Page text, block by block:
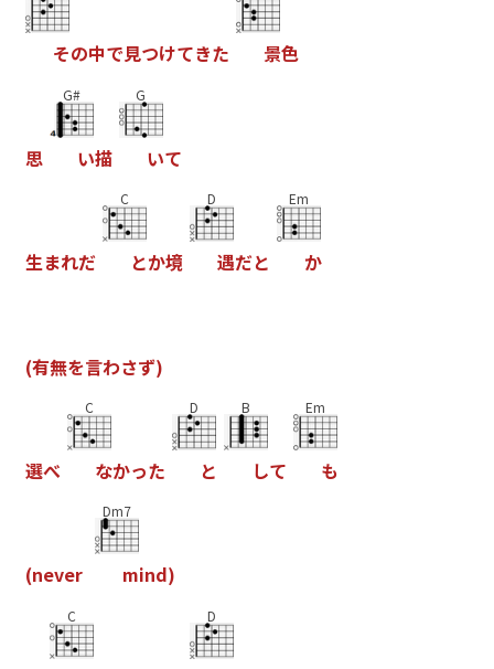
その中で見つけてきた 景色
思
G#
い描
G
いて
生まれだ
C
とか境
D
遇だと
Em
か
(有無を言わさず)
選べ
C
なかった
D
と
B
して
Em
も
(never
Dm7
mind)
C D